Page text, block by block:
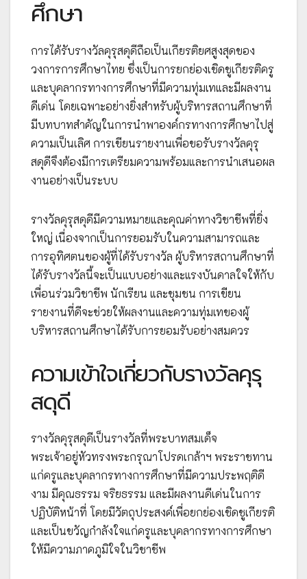
ศึกษา
การได้รับรางวัลคุรุสดุดีถือเป็นเกียรติยศสูงสุดของ
วงการการศึกษาไทย ซึ่งเป็นการยกย่องเชิดชูเกียรติครู
และบุคลากรทางการศึกษาที่มีความทุ่มเทและมีผลงาน
ดีเด่น โดยเฉพาะอย่างยิ่งสำหรับผู้บริหารสถานศึกษาที่
มีบทบาทสำคัญในการนำพาองค์กรทางการศึกษาไปสู่
ความเป็นเลิศ การเขียนรายงานเพื่อขอรับรางวัลคุรุ
สดุดีจึงต้องมีการเตรียมความพร้อมและการนำเสนอผล
งานอย่างเป็นระบบ
รางวัลคุรุสดุดีมีความหมายและคุณค่าทางวิชาชีพที่ยิ่ง
ใหญ่ เนื่องจากเป็นการยอมรับในความสามารถและ
การอุทิศตนของผู้ที่ได้รับรางวัล ผู้บริหารสถานศึกษาที่
ได้รับรางวัลนี้จะเป็นแบบอย่างและแรงบันดาลใจให้กับ
เพื่อนร่วมวิชาชีพ นักเรียน และชุมชน การเขียน
รายงานที่ดีจะช่วยให้ผลงานและความทุ่มเทของผู้
บริหารสถานศึกษาได้รับการยอมรับอย่างสมควร
ความเข้าใจเกี่ยวกับรางวัลคุรุ
สดุดี
รางวัลคุรุสดุดีเป็นรางวัลที่พระบาทสมเด็จ
พระเจ้าอยู่หัวทรงพระกรุณาโปรดเกล้าฯ พระราชทาน
แก่ครูและบุคลากรทางการศึกษาที่มีความประพฤติดี
งาม มีคุณธรรม จริยธรรม และมีผลงานดีเด่นในการ
ปฏิบัติหน้าที่ โดยมีวัตถุประสงค์เพื่อยกย่องเชิดชูเกียรติ
และเป็นขวัญกำลังใจแก่ครูและบุคลากรทางการศึกษา
ให้มีความภาคภูมิใจในวิชาชีพ